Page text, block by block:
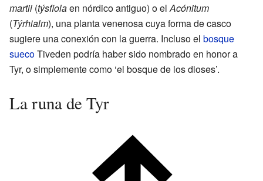
martii (týsfiolaen nórdico antiguo) o el Acónitum
(Týrhialm), una planta venenosa cuya forma de casco
sugiere una conexión con la guerra. Incluso el bosque
suecoTiveden podría haber sido nombrado en honor a
Tyr, o simplemente como ‘el bosque de los dioses’.
La runa de Tyr